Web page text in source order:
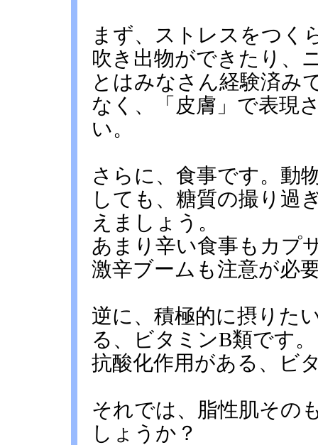
まず、ストレスをつく
吹き出物ができたり、
とはみなさん経験済み
なく、「皮膚」で表現
い。
さらに、食事です。動
しても、糖質の撮り過
えましょう。
あまり辛い食事もカプ
激辛ブームも注意が必
逆に、積極的に摂りた
る、ビタミンB類です。
抗酸化作用がある、ビ
それでは、脂性肌その
しょうか？